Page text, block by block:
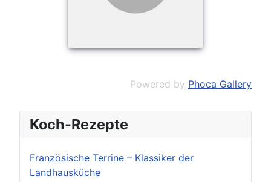
Powered by Phoca Gallery
Koch-Rezepte
Französische Terrine – Klassiker der
Landhausküche